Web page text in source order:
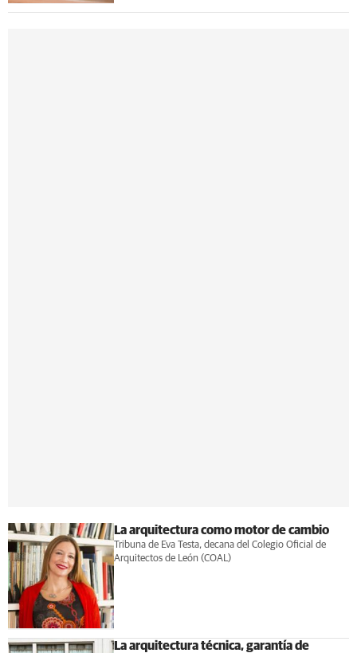
La arquitectura como motor de cambio
Tribuna de Eva Testa, decana del Colegio Oficial de
Arquitectos de León (COAL)
La arquitectura técnica, garantía de